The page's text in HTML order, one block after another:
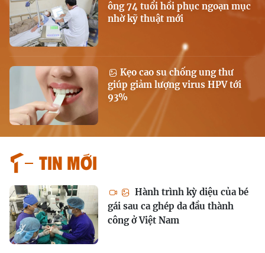
ông 74 tuổi hồi phục ngoạn mục
nhờ kỹ thuật mới
Kẹo cao su chống ung thư
giúp giảm lượng virus HPV tới
93%
Tin mới
Hành trình kỳ diệu của bé
gái sau ca ghép da đầu thành
công ở Việt Nam